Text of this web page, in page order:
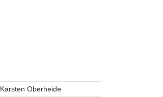
Karsten Oberheide